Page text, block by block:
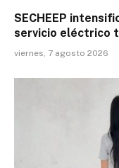
SECHEEP
servicio eléctrico
viernes, 7 agosto 2026